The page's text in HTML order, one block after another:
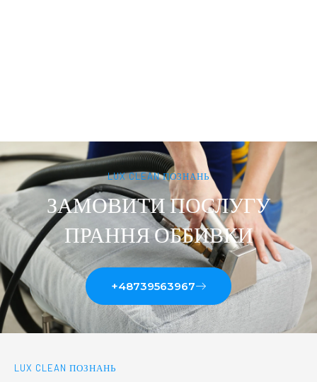
LUX CLEAN ПОЗНАНЬ
ЗАМОВИТИ ПОСЛУГУ
ПРАННЯ ОББИВКИ
+48739563967
LUX CLEAN ПОЗНАНЬ